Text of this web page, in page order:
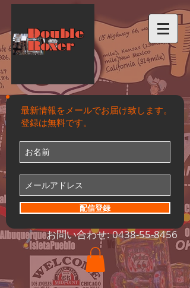
Double
Roxer
お問い合わせ:0438-55-8456
最新情報をメールでお届け致します。
登録は無料です。
配信登録